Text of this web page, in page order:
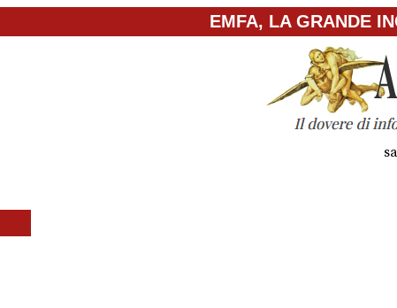
EMFA, LA GRANDE